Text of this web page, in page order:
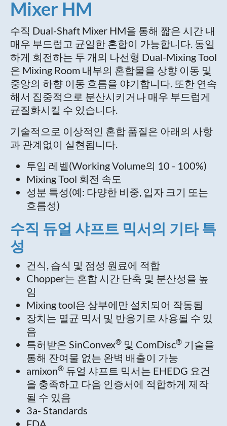
Mixer HM
수직 Dual-Shaft Mixer HM을 통해 짧은 시간 내
매우 부드럽고 균일한 혼합이 가능합니다. 동일
하게 회전하는 두 개의 나선형 Dual-Mixing Tool
은 Mixing Room 내부의 혼합물을 상향 이동 및
중앙의 하향 이동 흐름을 야기합니다. 또한 연속
해서 집중적으로 분산시키거나 매우 부드럽게
균질화시킬 수 있습니다.
기술적으로 이상적인 혼합 품질은 아래의 사항
과 관계없이 실현됩니다.
투입 레벨(Working Volume의 10 - 100%)
Mixing Tool 회전 속도
성분 특성(예: 다양한 비중, 입자 크기 또는
흐름성)
수직 듀얼 샤프트 믹서의 기타 특
성
건식, 습식 및 점성 원료에 적합
Chopper는 혼합 시간 단축 및 분산성을 높
임
Mixing tool은 상부에만 설치되어 작동됨
장치는 멸균 믹서 및 반응기로 사용될 수 있
음
특허받은 SinConvex® 및 ComDisc® 기술을
통해 잔여물 없는 완벽 배출이 가능
amixon® 듀얼 샤프트 믹서는 EHEDG 요건
을 충족하고 다음 인증서에 적합하게 제작
될 수 있음
3a- Standards
FDA